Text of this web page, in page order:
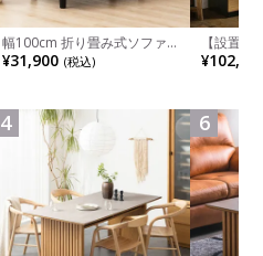
幅100cm 折り畳み式ソファ
ベッド コンパクト リクライ
ニング カウチスタイル 省ス
¥31,900 (税込)
4
【設置
チンカウ
板 引き出
れ ウッデ
ル グレー
6